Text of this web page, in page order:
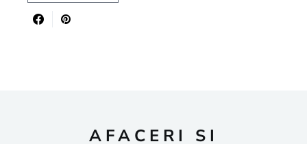
AFACERI SI